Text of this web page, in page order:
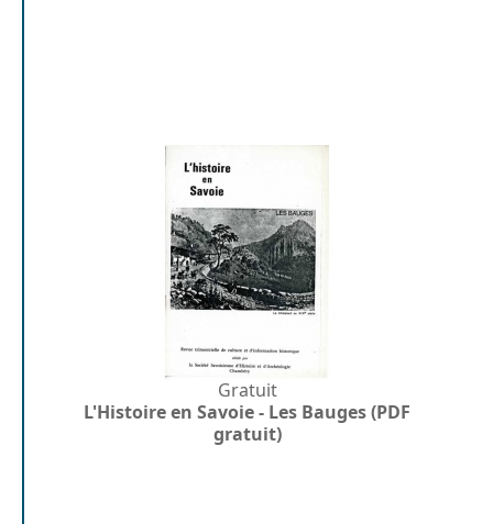
Gratuit
L'Histoire en Savoie - Les Bauges (PDF
gratuit)